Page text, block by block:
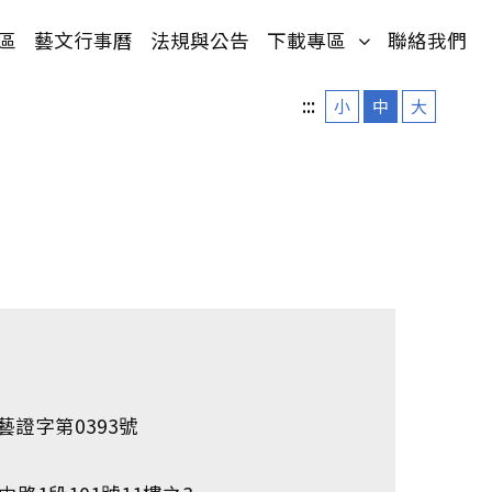
) 藝文行事曆 法規與公告 下載專區 (按鍵盤[下]，
聯絡我們
::: 小 中 大
證字第0393號